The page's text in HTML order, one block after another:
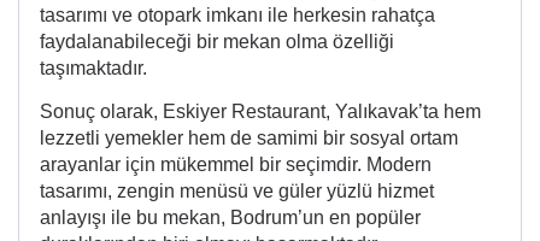
tasarımı ve otopark imkanı ile herkesin rahatça
faydalanabileceği bir mekan olma özelliği
taşımaktadır.
Sonuç olarak, Eskiyer Restaurant, Yalıkavak’ta hem
lezzetli yemekler hem de samimi bir sosyal ortam
arayanlar için mükemmel bir seçimdir. Modern
tasarımı, zengin menüsü ve güler yüzlü hizmet
anlayışı ile bu mekan, Bodrum’un en popüler